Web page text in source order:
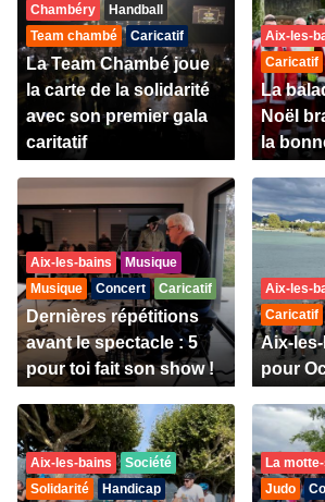
Chambéry
Handball
Team chambé
Caricatif
La Team Chambé joue
la carte de la solidarité
avec son premier gala
caritatif
Aix-les-
Caricatif
La
Noël
la
Aix-les-bains
Musique
Musique
Concert Caricatif
Dernières répétitions
avant le spectacle : 5
pour toi fait son show !
Aix-les-
Caricatif
Aix-
pour
Aix-les-bains
Société
Solidarité
Handicap
La
Judo